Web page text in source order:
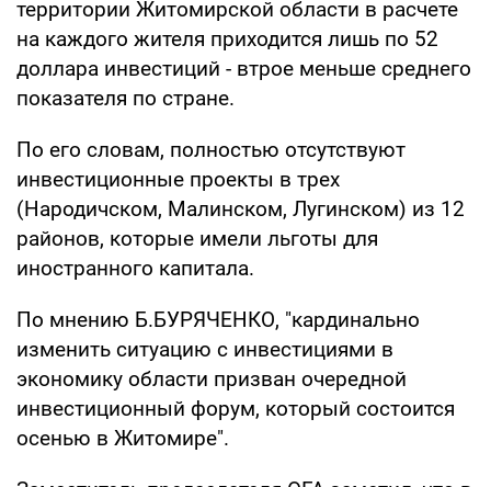
территории Житомирской области в расчете
на каждого жителя приходится лишь по 52
доллара инвестиций - втрое меньше среднего
показателя по стране.
По его словам, полностью отсутствуют
инвестиционные проекты в трех
(Народичском, Малинском, Лугинском) из 12
районов, которые имели льготы для
иностранного капитала.
По мнению Б.БУРЯЧЕНКО, "кардинально
изменить ситуацию с инвестициями в
экономику области призван очередной
инвестиционный форум, который состоится
осенью в Житомире".